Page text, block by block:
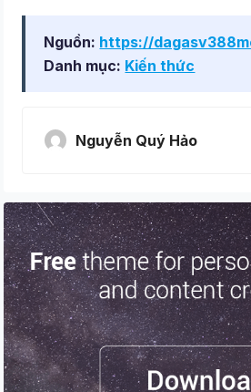
Nguồn: https://
Danh mục: Kiến thức
Nguyễn Quý Hảo